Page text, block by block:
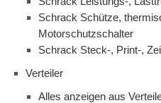
Schrack Schütze,
Motorschutzschalter
Schrack Steck-, Print-,
Verteiler
Alles anzeigen aus